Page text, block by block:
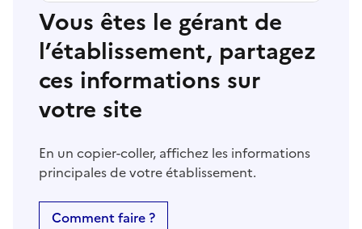
Vous êtes le gérant de
l’établissement, partagez
ces informations sur
votre site
En un copier-coller, affichez les informations
principales de votre établissement.
Comment faire ?